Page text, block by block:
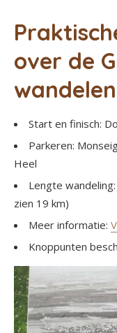
over de
Start en finisch:
Parkeren:
Heel
Lengte
zien 19 km)
Meer informatie:
Knoppunten